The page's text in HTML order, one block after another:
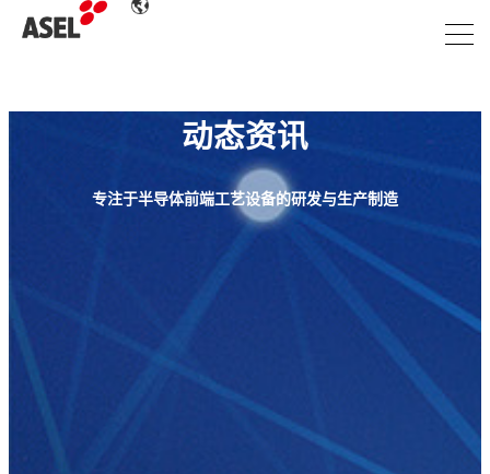
动态资讯
专注于半导体前端工艺设备的研发与生产制造